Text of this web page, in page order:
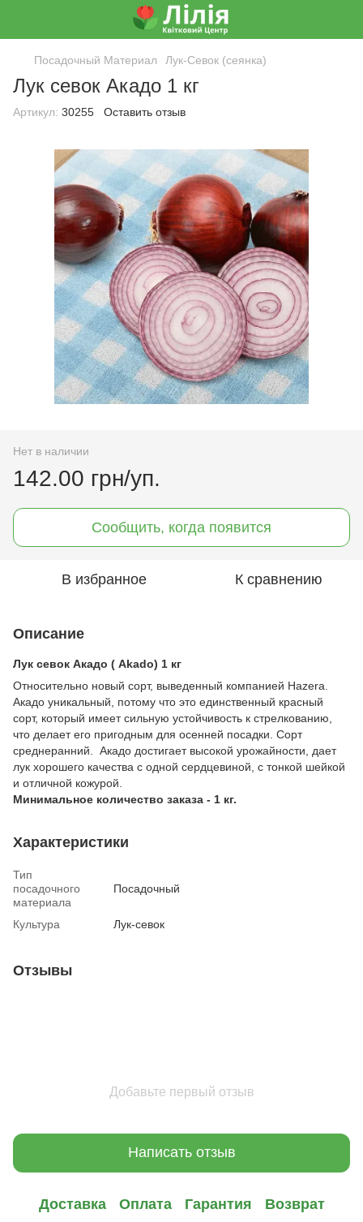
Посадочный Материал Лук-Севок (сеянка)
Лук севок Акадо 1 кг
Артикул: 30255 Оставить отзыв
Нет в наличии
142.00 грн/уп.
Сообщить, когда появится
В избранное К сравнению
Описание
Лук севок Акадо ( Akado) 1 кг
Относительно новый сорт, выведенный компанией Hazera.
Акадо уникальный, потому что это единственный красный
сорт, который имеет сильную устойчивость к стрелкованию,
что делает его пригодным для осенней посадки. Сорт
среднеранний. Акадо достигает высокой урожайности, дает
лук хорошего качества с одной сердцевиной, с тонкой шейкой
и отличной кожурой.
Минимальное количество заказа - 1 кг.
Характеристики
Тип
посадочного
материала
Посадочный
Культура Лук-севок
Отзывы
Добавьте первый отзыв
Написать отзыв
Доставка Оплата Гарантия Возврат